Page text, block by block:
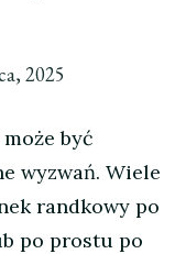
2025
być
wyzwań. Wiele
randkowy po
po prostu po